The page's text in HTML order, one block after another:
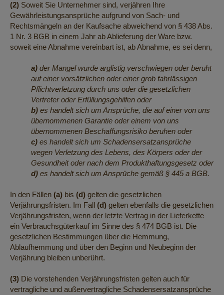
(2) Soweit Sie Unternehmer sind, verjähren Ihre
Gewährleistungsansprüche aufgrund von Sach- und
Rechtsmängeln an der Kaufsache abweichend von § 438 Abs.
1 Nr. 3 BGB in einem Jahr ab Ablieferung der Ware bzw.
soweit eine Abnahme vereinbart ist, ab Abnahme, es sei denn,
a) der Mangel wurde arglistig verschwiegen oder beruht
auf einer vorsätzlichen oder einer grob fahrlässigen
Pflichtverletzung durch uns oder die gesetzlichen
Vertreter oder Erfüllungsgehilfen oder
b) es handelt sich um Ansprüche, die auf einer von uns
übernommenen Garantie oder einem von uns
übernommenen Beschaffungsrisiko beruhen oder
c) es handelt sich um Schadensersatzansprüche
wegen Verletzung des Lebens, des Körpers oder der
Gesundheit oder nach dem Produkthaftungsgesetz oder
d) es handelt sich um Ansprüche gemäß § 445 a BGB.
In den Fällen (a) bis (d) gelten die gesetzlichen
Verjährungsfristen. Im Fall (d) gelten ebenfalls die gesetzlichen
Verjährungsfristen, wenn der letzte Vertrag in der Lieferkette
ein Verbrauchsgüterkauf im Sinne des § 474 BGB ist. Die
gesetzlichen Bestimmungen über die Hemmung,
Ablaufhemmung und über den Beginn und Neubeginn der
Verjährung bleiben unberührt.
(3) Die vorstehenden Verjährungsfristen gelten auch für
vertragliche und außervertragliche Schadensersatzansprüche